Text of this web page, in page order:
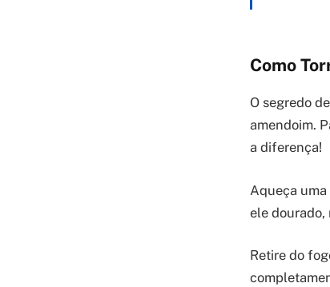
Como
O segredo
amendoim.
a diferença!
Aqueça
ele dourado,
Retire do